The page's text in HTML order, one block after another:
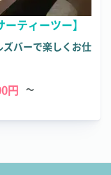
ティーツー】
バーで楽しくお仕
円 ～